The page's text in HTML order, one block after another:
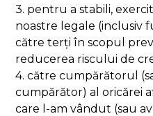
3. pentru a stabili,
noastre legale (inclusiv
către terți în scopul
reducerea riscului de
4. către cumpărătorul
cumpărător) al oricărei
care l-am vândut (sau